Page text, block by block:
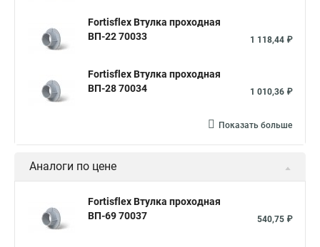
Fortisflex Втулка проходная
ВП-22 70033
1 118,44 ₽
Fortisflex Втулка проходная
ВП-28 70034
1 010,36 ₽
Показать больше
Аналоги по цене
Fortisflex Втулка проходная
ВП-69 70037
540,75 ₽